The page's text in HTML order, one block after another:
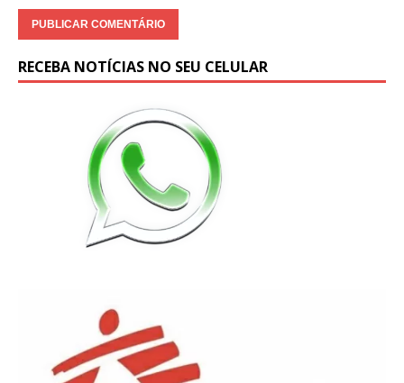
RECEBA NOTÍCIAS NO SEU CELULAR